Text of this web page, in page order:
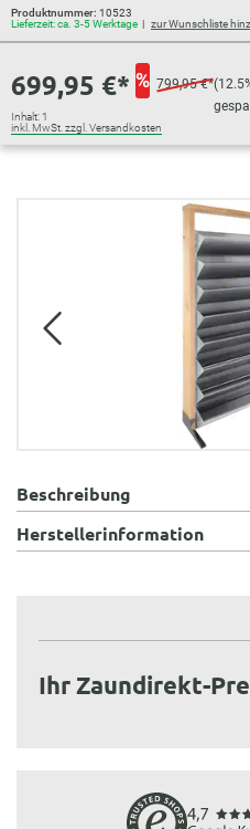
Produktnummer: 10523
Lieferzeit: ca. 3-5 Werktage
zur Wunschliste
699,95 €* % 799,95 €*(12.5%
Inhalt: 1
inkl. MwSt. zzgl. Versandkosten
Bildergalerie überspringen
Beschreibung
Herstellerinformation
Ihr Zaundirekt-